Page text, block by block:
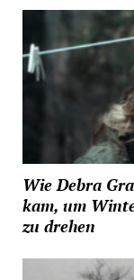
Wie Debra
kam, um
zu drehen